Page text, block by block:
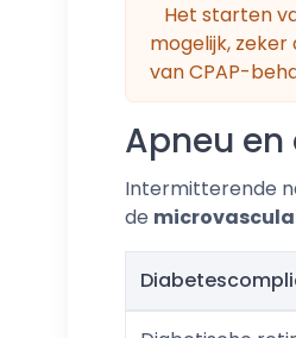
Het starten
mogelijk,
van CPAP-
Apneu
Intermitterende
de